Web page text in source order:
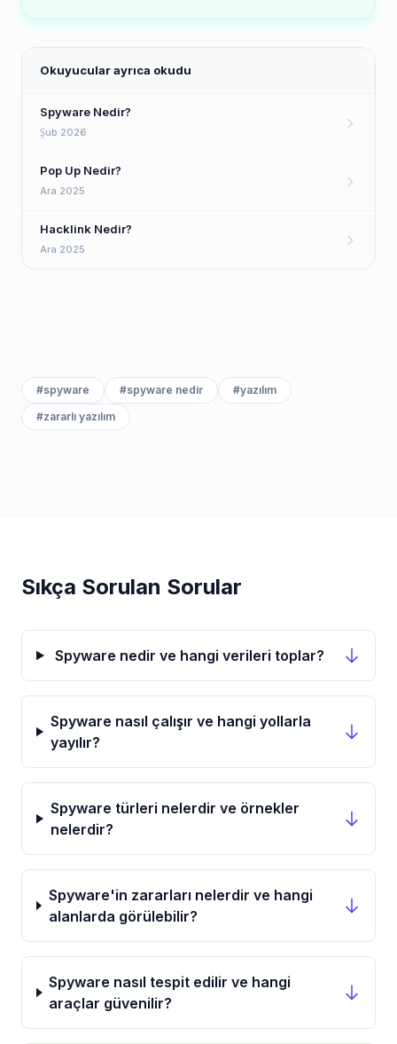
Okuyucular ayrıca okudu
Spyware Nedir?
Şub 2026
Pop Up Nedir?
Ara 2025
Hacklink Nedir?
Ara 2025
#spyware #spyware nedir #yazılım
#zararlı yazılım
Sıkça Sorulan Sorular
Spyware nedir ve hangi verileri toplar?
Spyware nasıl çalışır ve hangi yollarla
yayılır?
Spyware türleri nelerdir ve örnekler
nelerdir?
Spyware'in zararları nelerdir ve hangi
alanlarda görülebilir?
Spyware nasıl tespit edilir ve hangi
araçlar güvenilir?